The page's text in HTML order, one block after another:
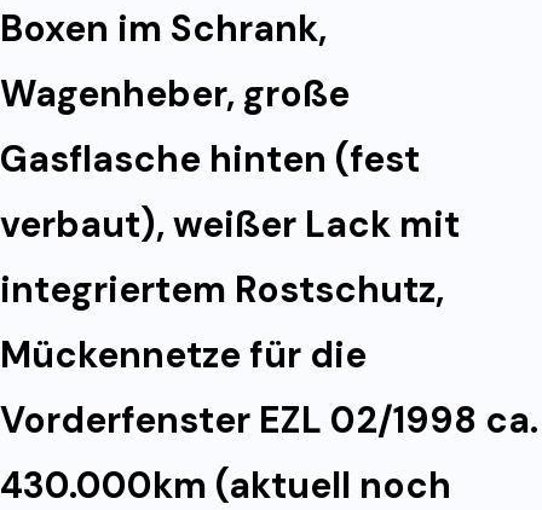
Boxen im Schrank,
Wagenheber, große
Gasflasche hinten (fest
verbaut), weißer Lack mit
integriertem Rostschutz,
Mückennetze für die
Vorderfenster EZL 02/1998 ca.
430.000km (aktuell noch